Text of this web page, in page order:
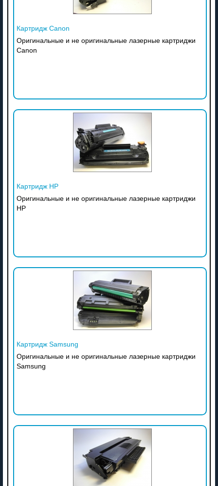
Картридж Canon
Оригинальные и не оригинальные лазерные картриджи
Canon
Картридж HP
Оригинальные и не оригинальные лазерные картриджи
HP
Картридж Samsung
Оригинальные и не оригинальные лазерные картриджи
Samsung